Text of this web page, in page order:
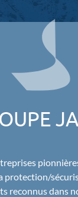
protection/
reconnus dans